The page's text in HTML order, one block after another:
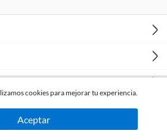
cookies para mejorar tu experiencia.
Aceptar